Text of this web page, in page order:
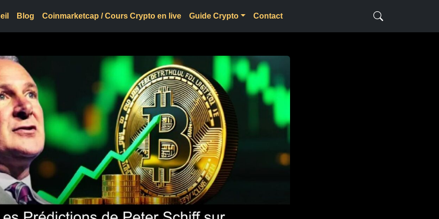
Blog Coinmarketcap / Cours Crypto en live Guide Crypto Contact